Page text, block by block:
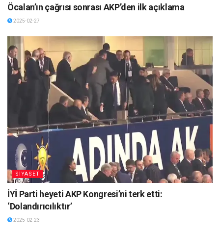
Öcalan’ın çağrısı sonrası AKP’den ilk açıklama
2025-02-27
SİYASET
İYİ Parti heyeti AKP Kongresi’ni terk etti:
‘Dolandırıcılıktır’
2025-02-23